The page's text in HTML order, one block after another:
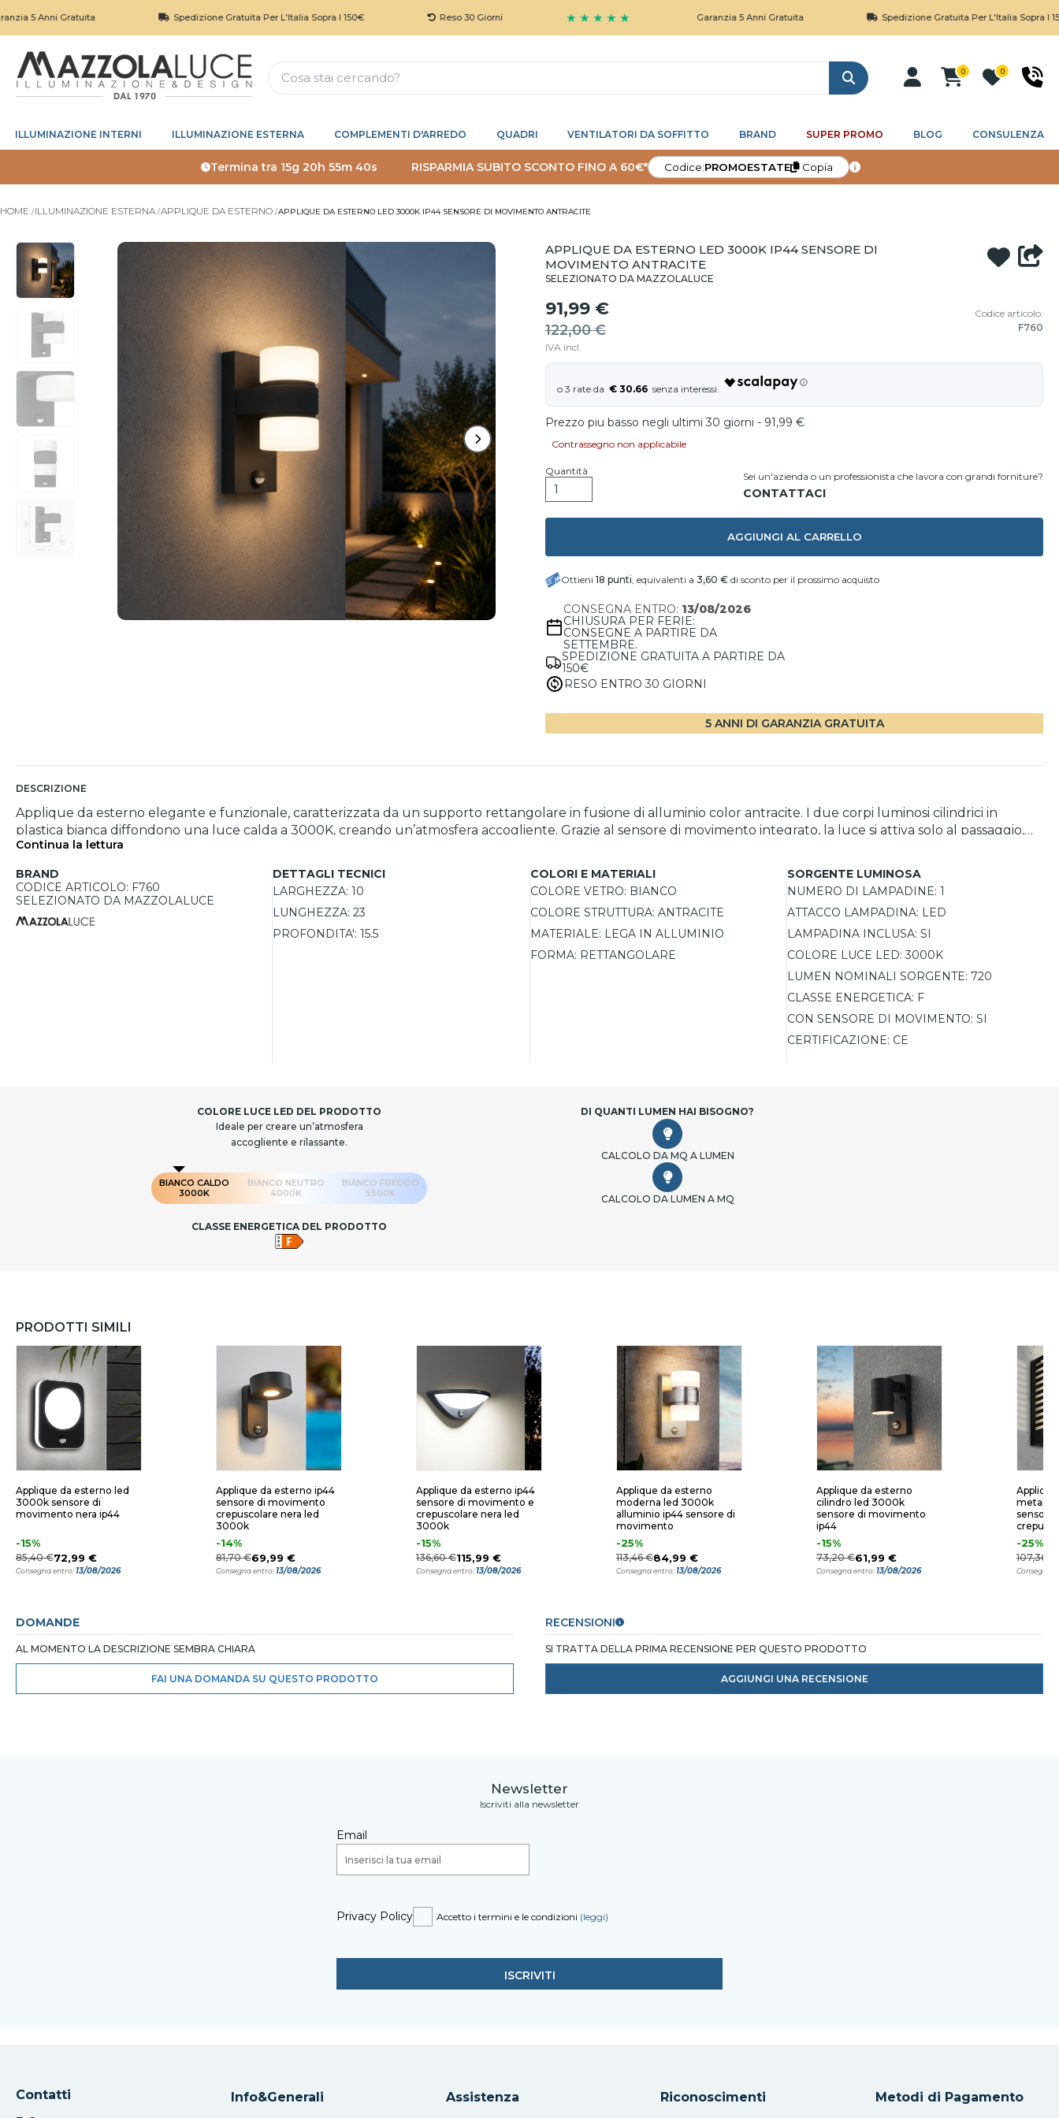
Gratuita Spedizione Gratuita Per L'Italia Sopra I 150€ Reso 30 Giorni ★ ★ ★ ★ ★ Garanzia 5 Anni Gratuita Spedizione Gratuita Per L'Italia Sopra I 150€
Cerca
0 0
ILLUMINAZIONE INTERNI ILLUMINAZIONE ESTERNA COMPLEMENTI D'ARREDO QUADRI VENTILATORI DA SOFFITTO BRAND SUPER PROMO BLOG CONSULENZA
Termina tra 15g 20h 55m 39s RISPARMIA SUBITO SCONTO FINO A 60€* Codice:PROMOESTATE Copia
HOME ILLUMINAZIONE ESTERNA APPLIQUE DA ESTERNO APPLIQUE DA ESTERNO LED 3000K IP44 SENSORE DI MOVIMENTO ANTRACITE
APPLIQUE DA ESTERNO LED 3000K IP44 SENSORE DI
MOVIMENTO ANTRACITE
SELEZIONATO DA MAZZOLALUCE
91,99 €
122,00 €
IVA incl.
Codice articolo:
F760
€ 30.66
Prezzo piu basso negli ultimi 30 giorni - 91,99 €
Contrassegno non applicabile
Quantità Sei un'azienda o un professionista che lavora con grandi forniture?
AGGIUNGI AL CARRELLO
Ottieni 18 punti, equivalenti a 3,60 € di sconto per il prossimo acquisto
CONSEGNA ENTRO: 13/08/2026
CHIUSURA PER FERIE:
CONSEGNE A PARTIRE DA
SETTEMBRE.
SPEDIZIONE GRATUITA A PARTIRE DA
150€
RESO ENTRO 30 GIORNI
5 ANNI DI GARANZIA GRATUITA
DESCRIZIONE
Applique da esterno elegante e funzionale, caratterizzata da un supporto rettangolare in fusione di alluminio color antracite. I due corpi luminosi cilindrici in
plastica bianca diffondono una luce calda a 3000K, creando un’atmosfera accogliente. Grazie al sensore di movimento integrato, la luce si attiva solo al passaggio,
ottimizzando il consumo energetico. Con un grado di protezione IP44, è ideale per ambienti esterni, resiste agli schizzi e offre un'illuminazione indiretta perfetta per
valorizzare le pareti della casa. Facile da installare, supporta anche il montaggio ad angolo.
Continua la lettura
BRAND
CODICE ARTICOLO: F760
SELEZIONATO DA MAZZOLALUCE
DETTAGLI TECNICI
LARGHEZZA: 10
LUNGHEZZA: 23
PROFONDITA': 15.5
COLORI E MATERIALI
COLORE VETRO: BIANCO
COLORE STRUTTURA: ANTRACITE
MATERIALE: LEGA IN ALLUMINIO
FORMA: RETTANGOLARE
SORGENTE LUMINOSA
NUMERO DI LAMPADINE: 1
ATTACCO LAMPADINA: LED
LAMPADINA INCLUSA: SI
COLORE LUCE LED: 3000K
LUMEN NOMINALI SORGENTE: 720
CLASSE ENERGETICA: F
CON SENSORE DI MOVIMENTO: SI
CERTIFICAZIONE: CE
COLORE LUCE LED DEL PRODOTTO
Ideale per creare un’atmosfera
accogliente e rilassante.
BIANCO CALDO
3000K
BIANCO NEUTRO
4000K
BIANCO FREDDO
5500K
CLASSE ENERGETICA DEL PRODOTTO
DI QUANTI LUMEN HAI BISOGNO?
CALCOLO DA MQ A LUMEN
CALCOLO DA LUMEN A MQ
PRODOTTI SIMILI
Applique da esterno led
3000k sensore di
movimento nera ip44
-15%
85,40 €72,99 €
Consegna entro:13/08/2026
Applique da esterno ip44
sensore di movimento
crepuscolare nera led
3000k
-14%
81,70 €69,99 €
Consegna entro:13/08/2026
Applique da esterno ip44
sensore di movimento e
crepuscolare nera led
3000k
-15%
136,60 €115,99 €
Consegna entro:13/08/2026
Applique da esterno
moderna led 3000k
alluminio ip44 sensore di
movimento
-25%
113,46 €84,99 €
Consegna entro:13/08/2026
Applique da esterno
cilindro led 3000k
sensore di movimento
ip44
-15%
73,20 €61,99 €
Consegna entro:13/08/2026
metallo
sensore
-25%
107,36 €
Consegna
DOMANDE
AL MOMENTO LA DESCRIZIONE SEMBRA CHIARA
FAI UNA DOMANDA SU QUESTO PRODOTTO
RECENSIONI
SI TRATTA DELLA PRIMA RECENSIONE PER QUESTO PRODOTTO
AGGIUNGI UNA RECENSIONE
Newsletter
Iscriviti alla newsletter
Email
Privacy Policy Accetto i termini e le condizioni (leggi)
Contatti Info&Generali Assistenza Riconoscimenti Metodi di Pagamento